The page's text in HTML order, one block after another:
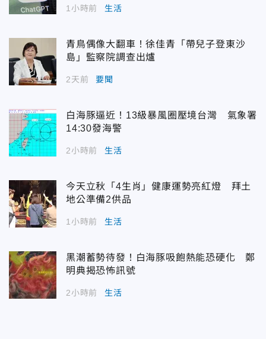
1小時前 生活
青鳥偶像大翻車！徐佳青「帶兒子登東沙
島」監察院調查出爐
2天前 要聞
白海豚逼近！13級暴風圈壓境台灣 氣象署
14:30發海警
2小時前 生活
今天立秋「4生肖」健康運勢亮紅燈 拜土
地公準備2供品
1小時前 生活
黑潮蓄勢待發！白海豚吸飽熱能恐硬化 鄭
明典揭恐怖訊號
2小時前 生活